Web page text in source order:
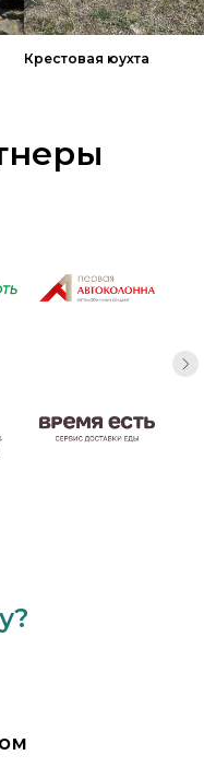
Крестовая юухта